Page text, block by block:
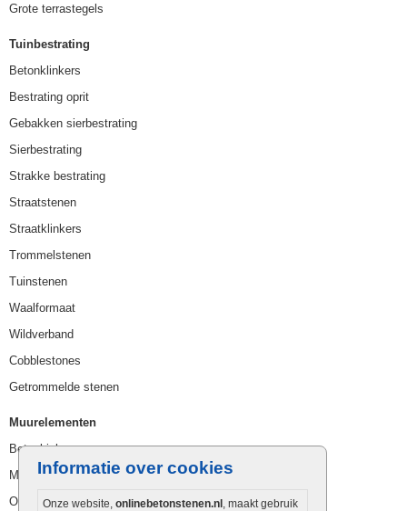
Informatie over cookies
Onze website, onlinebetonstenen.nl , maakt gebruik
Grote terrastegels
Tuinbestrating
Betonklinkers
Bestrating oprit
Gebakken sierbestrating
Sierbestrating
Strakke bestrating
Straatstenen
Straatklinkers
Trommelstenen
Tuinstenen
Waalformaat
Wildverband
Cobblestones
Getrommelde stenen
Muurelementen
Betonbielzen
Muurstenen
Opsluitbanden